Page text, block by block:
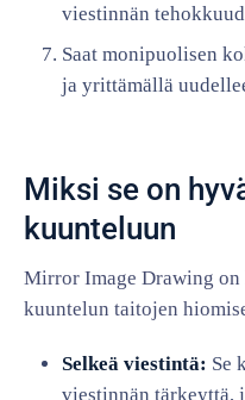
viestinnän
Saat monipuolisen
ja yrittämällä
Miksi se on
kuunteluun
Mirror Image Drawing
kuuntelun taitojen
Selkeä viestintä: Se
viestinnän tärkeyttä,